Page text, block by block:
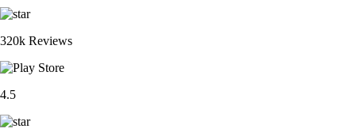
320k Reviews
4.5